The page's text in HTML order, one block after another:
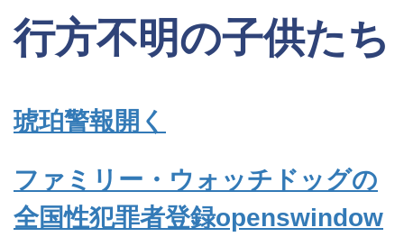
行方不明の子供たち
琥珀警報開く
ファミリー・ウォッチドッグの
全国性犯罪者登録openswindow